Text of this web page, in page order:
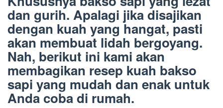
dan gurih. Apalagi jika disajikan
dengan kuah yang hangat, pasti
akan membuat lidah bergoyang.
Nah, berikut ini kami akan
membagikan resep kuah bakso
sapi yang mudah dan enak untuk
Anda coba di rumah.